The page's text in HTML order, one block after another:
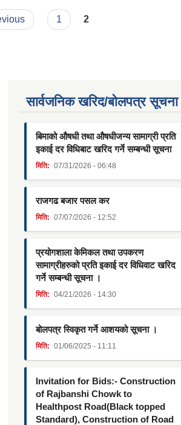
1 2
सार्वजनिक खरिद/बोलपत्र सूचना
बिमाको औषधी तथा औषधीजन्य सामाग्री प्रति
इकाई दर विधिबाट खरिद गर्ने सम्बन्धी सूचना
मिति: 07/31/2026 - 06:48
राजगढ बजार पसल कर
मिति: 07/07/2026 - 12:52
प्रयोगशाला केमिकल तथा उपकरण
सामाग्रीहरुको प्रति इकाई दर विधिवाट खरिद
गर्ने सम्बन्धी सूचना ।
मिति: 04/21/2026 - 14:30
बोलपत्र स्विकृत गर्ने आशयको सूचना ।
मिति: 01/06/2025 - 11:11
Invitation for Bids:- Construction
of Rajbanshi Chowk to
Healthpost Road(Black topped
Standard), Construction of Road